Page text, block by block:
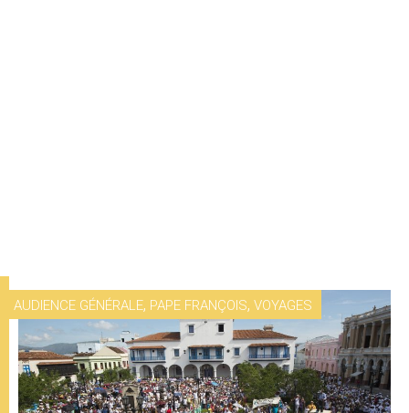
AUDIENCE GÉNÉRALE, PAPE FRANÇOIS, VOYAGES